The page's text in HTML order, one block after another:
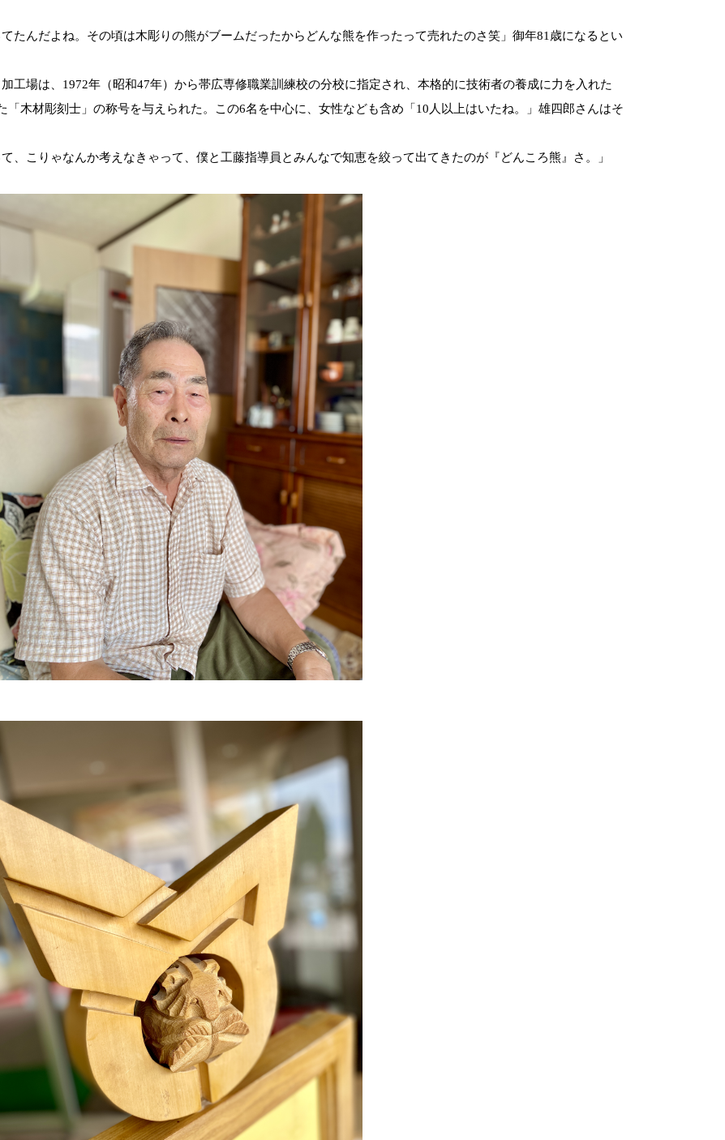
たんだよね。その頃は木彫りの熊がブームだったからどんな熊を作ったって売れたのさ笑」御年81 歳になるとい
加工場は、 1972年（昭和47年）から帯広専修職業訓練校の分校に指定され、本格的に技術者の養成に力 を入れた
木材彫刻士」の称号を与えられた。 この6名を中心に、女性なども含め「 10 人以上はいたね。」雄四郎さんはそ
、こりゃなんか考えなきゃって、僕と工藤指導員とみんなで知恵を絞って出てきたのが『どんころ熊』さ。」